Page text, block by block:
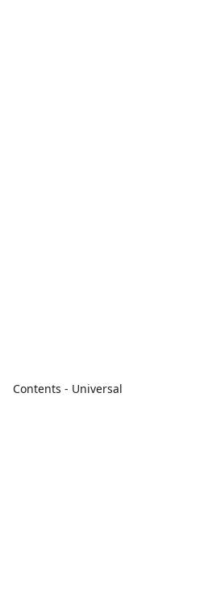
Contents - Universal